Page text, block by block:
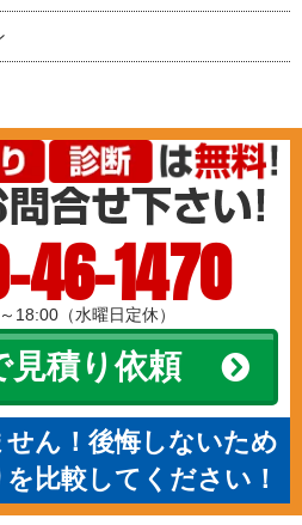
46-1470
18:00（水曜日定休）
見積り依頼
ん！後悔しないため
比較してください！